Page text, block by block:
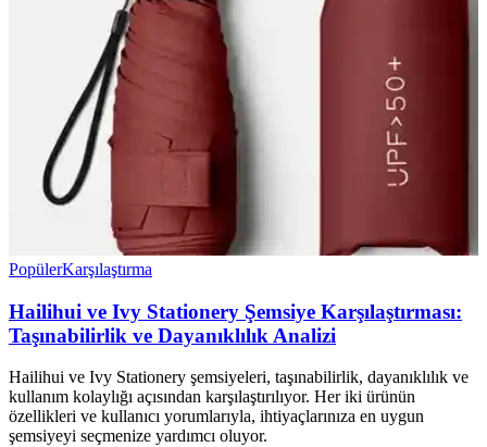
PopülerKarşılaştırma
Hailihui ve Ivy Stationery Şemsiye Karşılaştırması:
Taşınabilirlik ve Dayanıklılık Analizi
Hailihui ve Ivy Stationery şemsiyeleri, taşınabilirlik, dayanıklılık ve
kullanım kolaylığı açısından karşılaştırılıyor. Her iki ürünün
özellikleri ve kullanıcı yorumlarıyla, ihtiyaçlarınıza en uygun
şemsiyeyi seçmenize yardımcı oluyor.